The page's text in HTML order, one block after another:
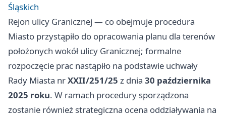
Śląskich
Rejon ulicy Granicznej — co obejmuje procedura
Miasto przystąpiło do opracowania planu dla terenów
położonych wokół ulicy Granicznej; formalne
rozpoczęcie prac nastąpiło na podstawie uchwały
Rady Miasta nrXXII/251/25 z dnia 30 października
2025 roku. W ramach procedury sporządzona
zostanie również strategiczna ocena oddziaływania na